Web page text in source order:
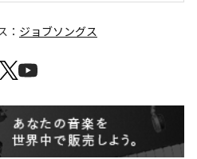
： ジョブソングス